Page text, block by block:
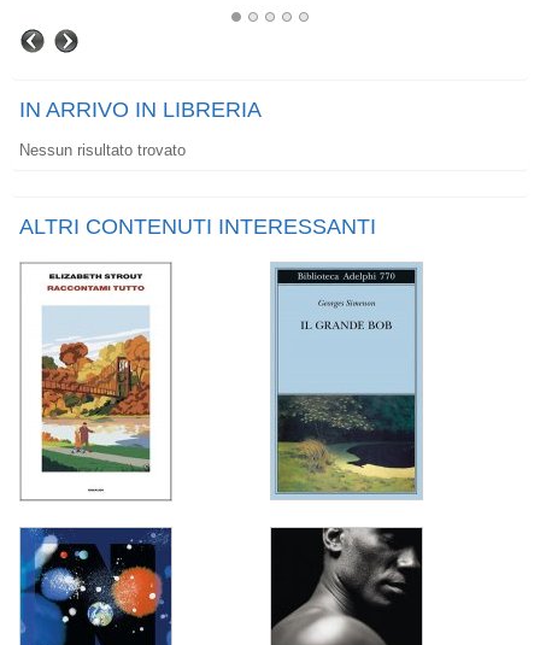
IN ARRIVO IN LIBRERIA
Nessun risultato trovato
ALTRI CONTENUTI INTERESSANTI